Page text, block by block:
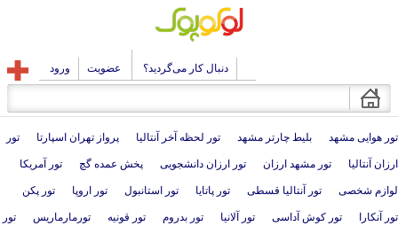
دنبال کار می‌گردید؟ عضویت ورود
تور هوایی مشهد بلیط چارتر مشهد تور لحظه آخر آنتالیا پرواز تهران اسپارتا تور
ارزان آنتالیا تور مشهد ارزان تور ارزان دانشجویی پخش عمده گچ تور آمریکا
لوازم شخصی تور آنتالیا قسطی تور پاتایا تور استانبول تور اروپا تور پکن
تور آنکارا تور کوش آداسی تور آلانیا تور بدروم تور قونیه تورمارماریس تور